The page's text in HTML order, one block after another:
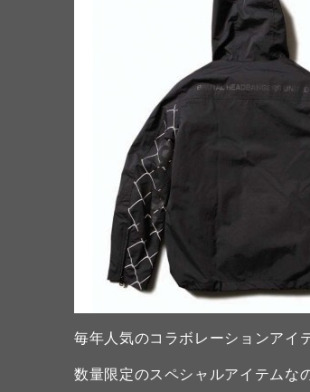
毎年人気のコラボレーションアイ
数量限定のスペシャルアイテムな